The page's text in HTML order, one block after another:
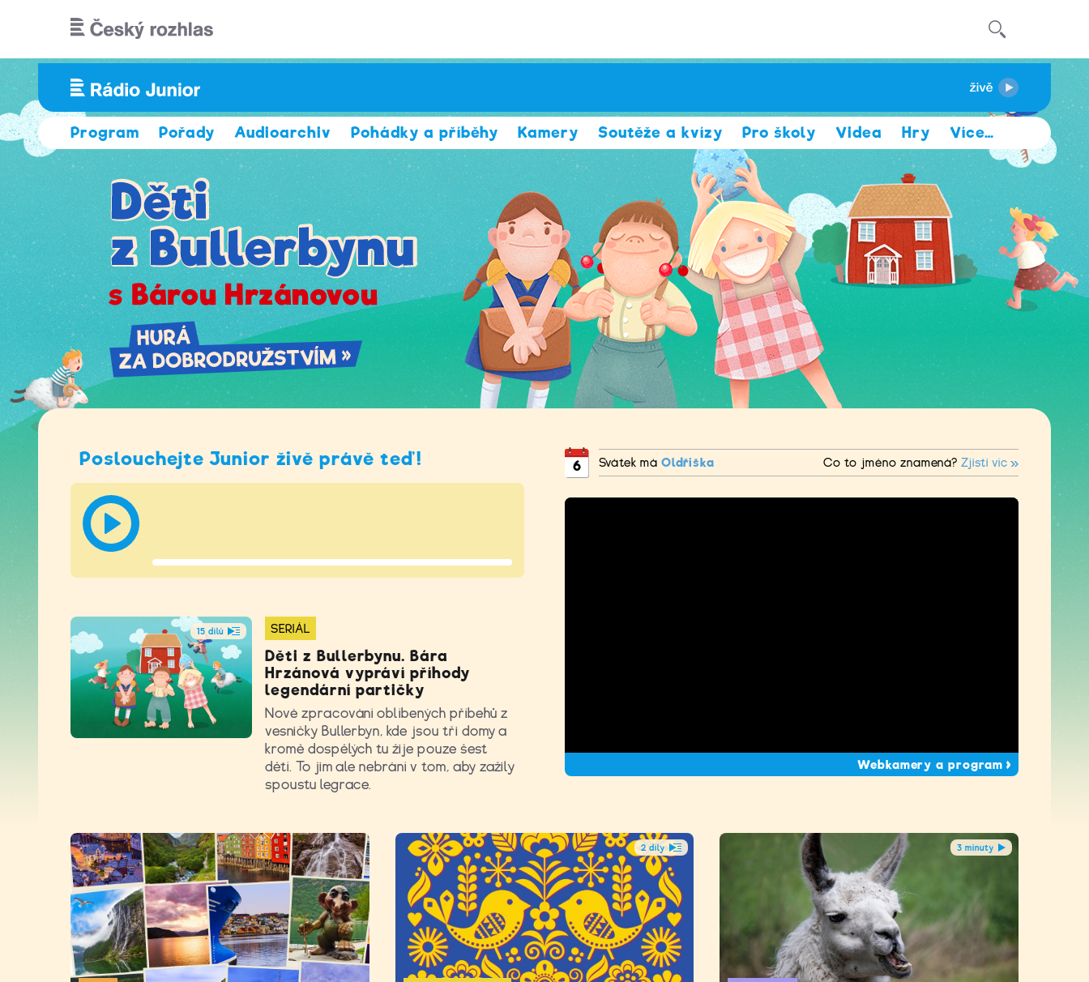
Program Pořady Audioarchiv Pohádky a příběhy Kamery Soutěže a kvízy Pro školy Videa Hry Více…
Poslouchejte Junior živě právě teď!
15 dílů SERIÁL
Děti z Bullerbynu. Bára
Hrzánová vypráví příhody
legendární partičky
Nové zpracování oblíbených příbehů z
vesničky Bullerbyn, kde jsou tři domy a
kromě dospělých tu žije pouze šest
dětí. To jim ale nebrání v tom, aby zažily
spoustu legrace.
6 Svátek má Oldřiška Co to jméno znamená?Zjisti víc
Webkamery a program
2 díly 3 minuty